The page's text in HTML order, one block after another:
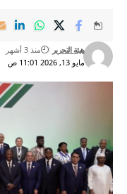
مايو 13, 2026 11:01 ص
هيئة التحرير منذ 3 أشهر